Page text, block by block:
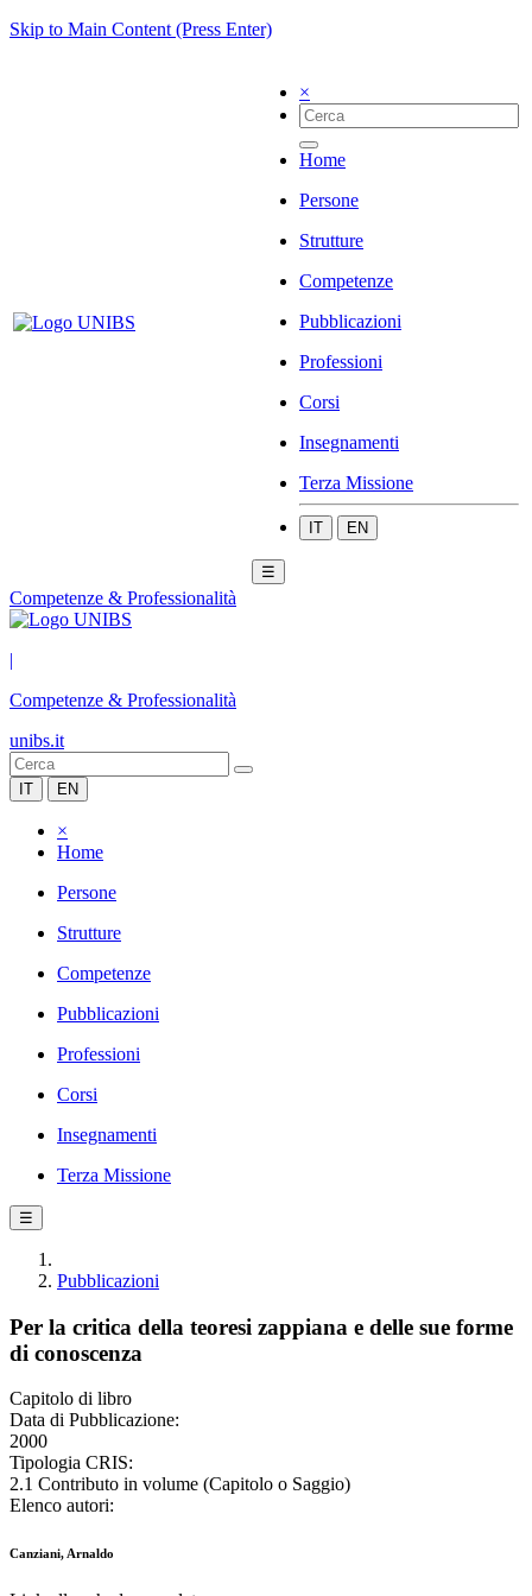
Skip to Main Content (Press Enter)
×
Home
Persone
Strutture
Competenze
Pubblicazioni
Professioni
Corsi
Insegnamenti
Terza Missione
IT EN
☰
Competenze & Professionalità
|
Competenze & Professionalità
unibs.it
IT EN
×
Home
Persone
Strutture
Competenze
Pubblicazioni
Professioni
Corsi
Insegnamenti
Terza Missione
☰
Pubblicazioni
Per la critica della teoresi zappiana e delle sue forme
di conoscenza
Capitolo di libro
Data di Pubblicazione:
2000
Tipologia CRIS:
2.1 Contributo in volume (Capitolo o Saggio)
Elenco autori:
Canziani, Arnaldo